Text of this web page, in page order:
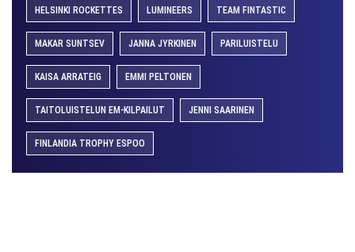
HELSINKI ROCKETTES LUMINEERS TEAM FINTASTIC
MAKAR SUNTSEV JANNA JYRKINEN PARILUISTELU
KAISA ARRATEIG EMMI PELTONEN
TAITOLUISTELUN EM-KILPAILUT JENNI SAARINEN
FINLANDIA TROPHY ESPOO